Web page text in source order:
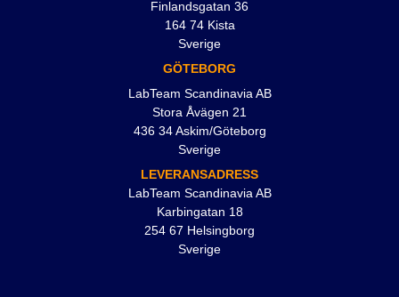
Finlandsgatan 36
164 74 Kista
Sverige
GÖTEBORG
LabTeam Scandinavia AB
Stora Åvägen 21
436 34 Askim/Göteborg
Sverige
LEVERANSADRESS
LabTeam Scandinavia AB
Karbingatan 18
254 67 Helsingborg
Sverige